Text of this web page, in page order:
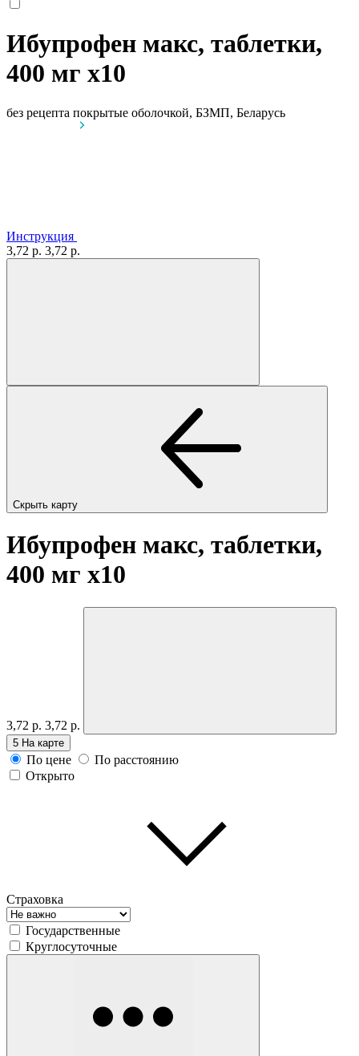
Ибупрофен макс, таблетки,
400 мг x10
без рецепта покрытые оболочкой, БЗМП, Беларусь
Инструкция
3,72 р. 3,72 р.
Скрыть карту
Ибупрофен макс, таблетки,
400 мг x10
3,72 р. 3,72 р.
5 На карте
По цене
По расстоянию
Открыто
Страховка
Государственные
Круглосуточные